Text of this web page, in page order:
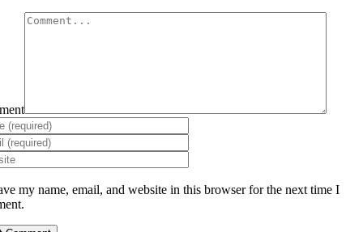
my name, email, and website in this browser for the next time I